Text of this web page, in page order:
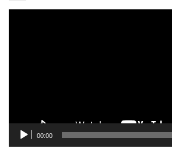
00:00